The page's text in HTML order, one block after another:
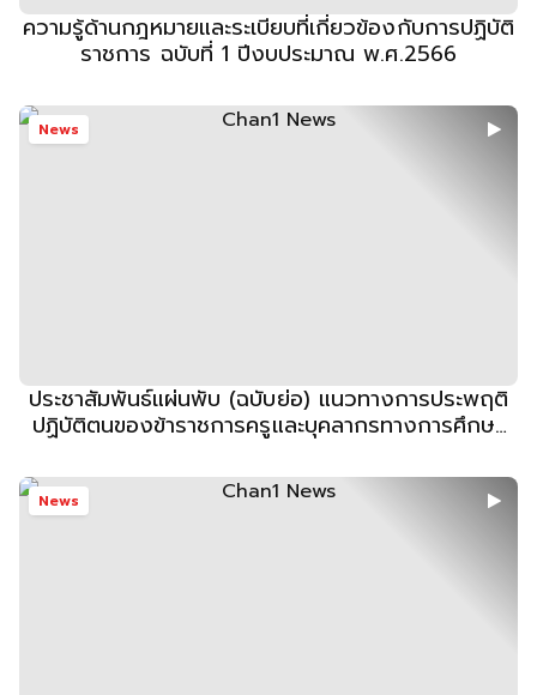
ความรู้ด้านกฎหมายและระเบียบที่เกี่ยวข้องกับการปฏิบัติ
ราชการ ฉบับที่ 1 ปีงบประมาณ พ.ศ.2566
News
ประชาสัมพันธ์แผ่นพับ (ฉบับย่อ) แนวทางการประพฤติ
ปฏิบัติตนของข้าราชการครูและบุคลากรทางการศึกษา
ศึกษา
News